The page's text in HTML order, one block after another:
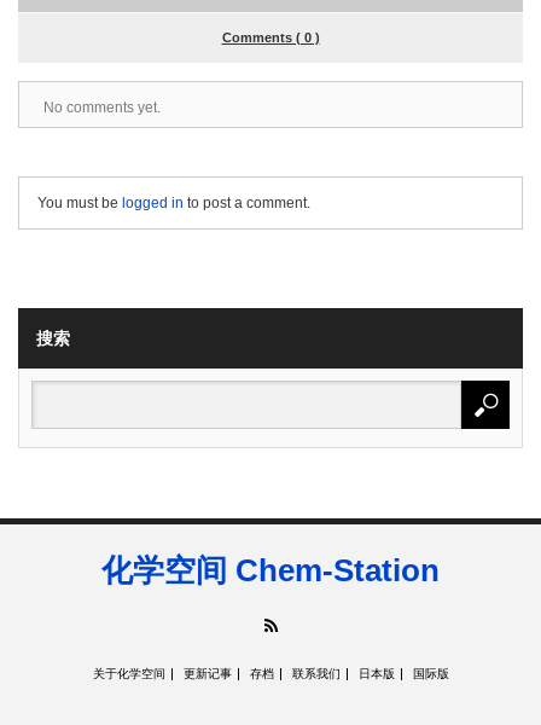
Comments ( 0 )
No comments yet.
You must be logged in to post a comment.
搜索
化学空间 Chem-Station
关于化学空间 更新记事 存档 联系我们 日本版 国际版